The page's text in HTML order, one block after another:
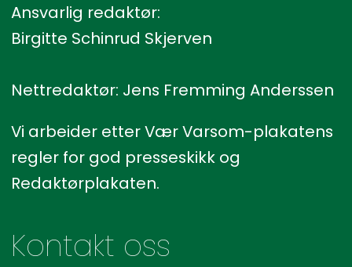
Ansvarlig redaktør:
Birgitte Schinrud Skjerven
Nettredaktør: Jens Fremming Anderssen
Vi arbeider etter Vær Varsom-plakatens
regler for god presseskikk og
Redaktørplakaten.
Kontakt oss